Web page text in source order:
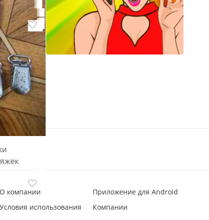
О компании
Условия использования
Приложение для Android
Компании